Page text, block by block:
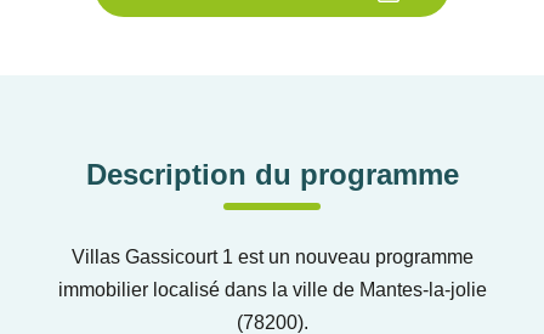
Description du programme
Villas Gassicourt 1 est un nouveau programme
immobilier localisé dans la ville de Mantes-la-jolie
(78200).